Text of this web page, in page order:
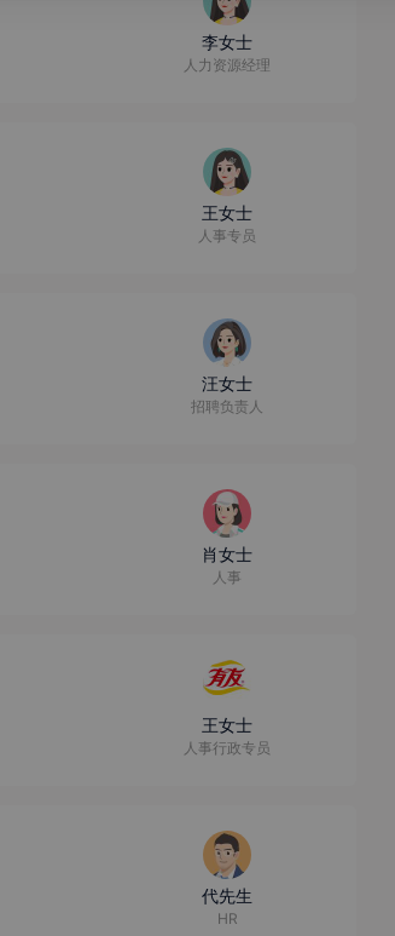
李女士
人力资源经理
王女士
人事专员
汪女士
招聘负责人
肖女士
人事
王女士
人事行政专员
代先生
HR